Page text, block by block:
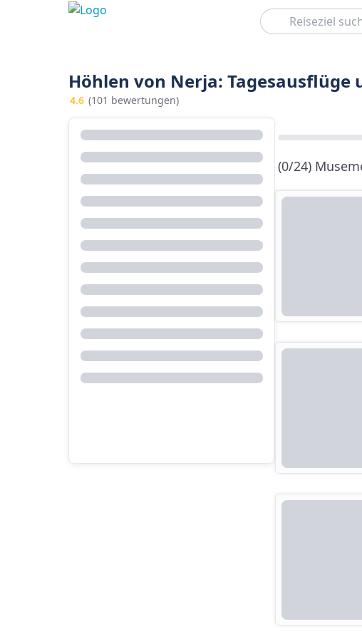
Suchen
Höhlen von Nerja: Tagesausflüge
4.6 (101 bewertungen)
(0/24)